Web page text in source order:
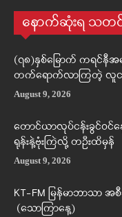
နောက်ဆုံးရ သတင်း
(၇၈)နှစ်မြောက် ကရင်နီအ
တက်ရောက်လာကြတဲ့ လူင
August 9, 2026
တောင်ယာလုပ်ငန်းခွင်ဝ
ရုန်းနဲ့ဗုံးကြဲလို့ တဦးထိမှန်
August 9, 2026
KT-FM မြန်မာဘာသာ
(သောကြာနေ့)